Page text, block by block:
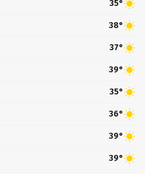
35°
38°
37°
39°
35°
36°
39°
39°